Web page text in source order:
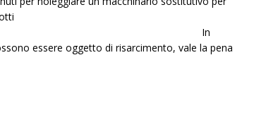
In
essere oggetto di risarcimento, vale la pena